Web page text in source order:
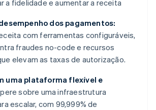
a fidelidade e aumentar a receita
dos pagamentos:
com ferramentas configuráveis,
fraudes no-code e recursos
elevam as taxas de autorização.
uma plataforma flexível e
sobre uma infraestrutura
escalar, com 99,999% de